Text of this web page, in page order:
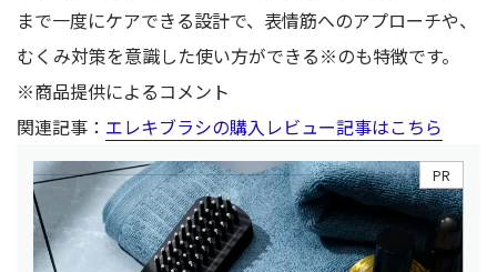
まで一度にケアできる設計で、表情筋へのアプローチや、
むくみ対策を意識した使い方ができる※のも特徴です。
※商品提供によるコメント
関連記事： エレキブラシの購入レビュー記事はこちら
PR